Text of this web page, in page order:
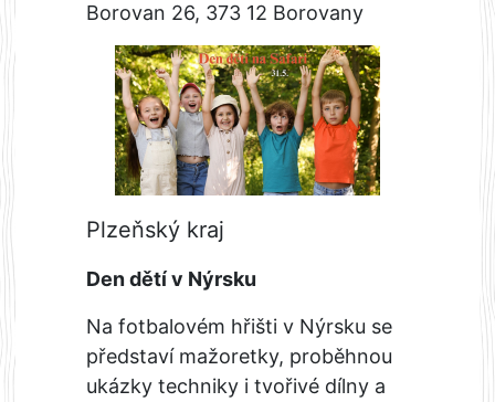
Borovan 26, 373 12 Borovany
Plzeňský kraj
Den dětí v Nýrsku
Na fotbalovém hřišti v Nýrsku se
představí mažoretky, proběhnou
ukázky techniky i tvořivé dílny a